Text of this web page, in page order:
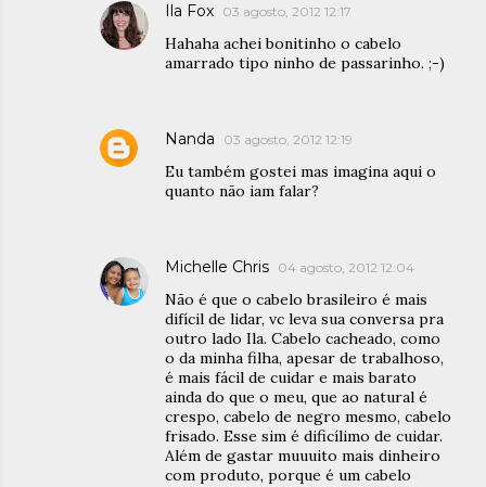
Ila Fox 03 agosto, 2012 12:17
Hahaha achei bonitinho o cabelo
amarrado tipo ninho de passarinho. ;-)
Nanda 03 agosto, 2012 12:19
Eu também gostei mas imagina aqui o
quanto não iam falar?
Michelle Chris 04 agosto, 2012 12:04
Não é que o cabelo brasileiro é mais
difícil de lidar, vc leva sua conversa pra
outro lado Ila. Cabelo cacheado, como
o da minha filha, apesar de trabalhoso,
é mais fácil de cuidar e mais barato
ainda do que o meu, que ao natural é
crespo, cabelo de negro mesmo, cabelo
frisado. Esse sim é dificílimo de cuidar.
Além de gastar muuuito mais dinheiro
com produto, porque é um cabelo